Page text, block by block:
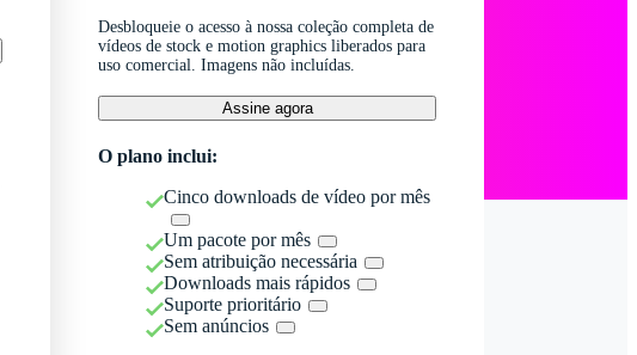
Desbloqueie o acesso à nossa coleção completa de
vídeos de stock e motion graphics liberados para
uso comercial. Imagens não incluídas.
Assine agora
O plano inclui:
Cinco downloads de vídeo por mês
Um pacote por mês
Sem atribuição necessária
Downloads mais rápidos
Suporte prioritário
Sem anúncios